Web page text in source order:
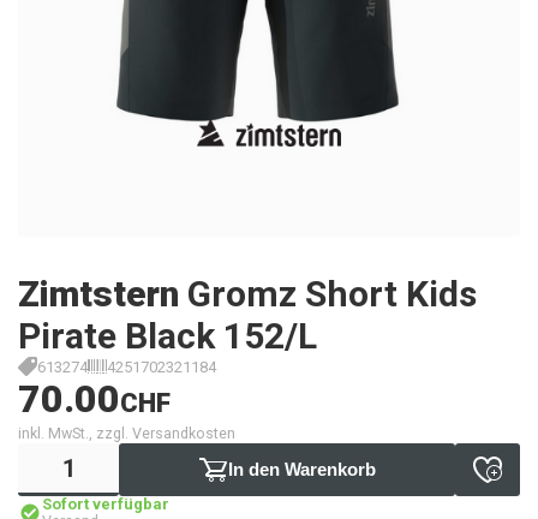
Zimtstern Gromz Short Kids
Pirate Black 152/L
613274 4251702321184
70.00CHF
inkl. MwSt., zzgl. Versandkosten
In den Warenkorb
Sofort verfügbar